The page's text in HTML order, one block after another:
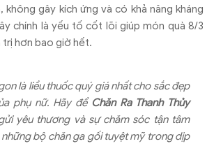
gây kích ứng và có khả năng kháng
chính là yếu tố cốt lõi giúp món quà 8/3
trị hơn bao giờ hết.
là liều thuốc quý giá nhất cho sắc đẹp
phụ nữ. Hãy để Chăn Ra Thanh Thủy
yêu thương và sự chăm sóc tận tâm
bộ chăn ga gối tuyệt mỹ trong dịp